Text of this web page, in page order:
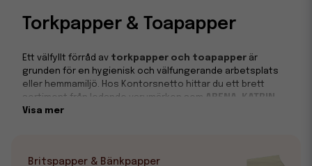
Torkpapper & Toapapper
Ett välfyllt förråd av torkpapper och toapapper är
grunden för en hygienisk och välfungerande arbetsplats
eller hemmamiljö. Hos Kontorsnetto hittar du ett brett
sortiment från ledande varumärken som ABENA, KATRIN
och TORK
Visa mer
Britspapper & Bänkpapper